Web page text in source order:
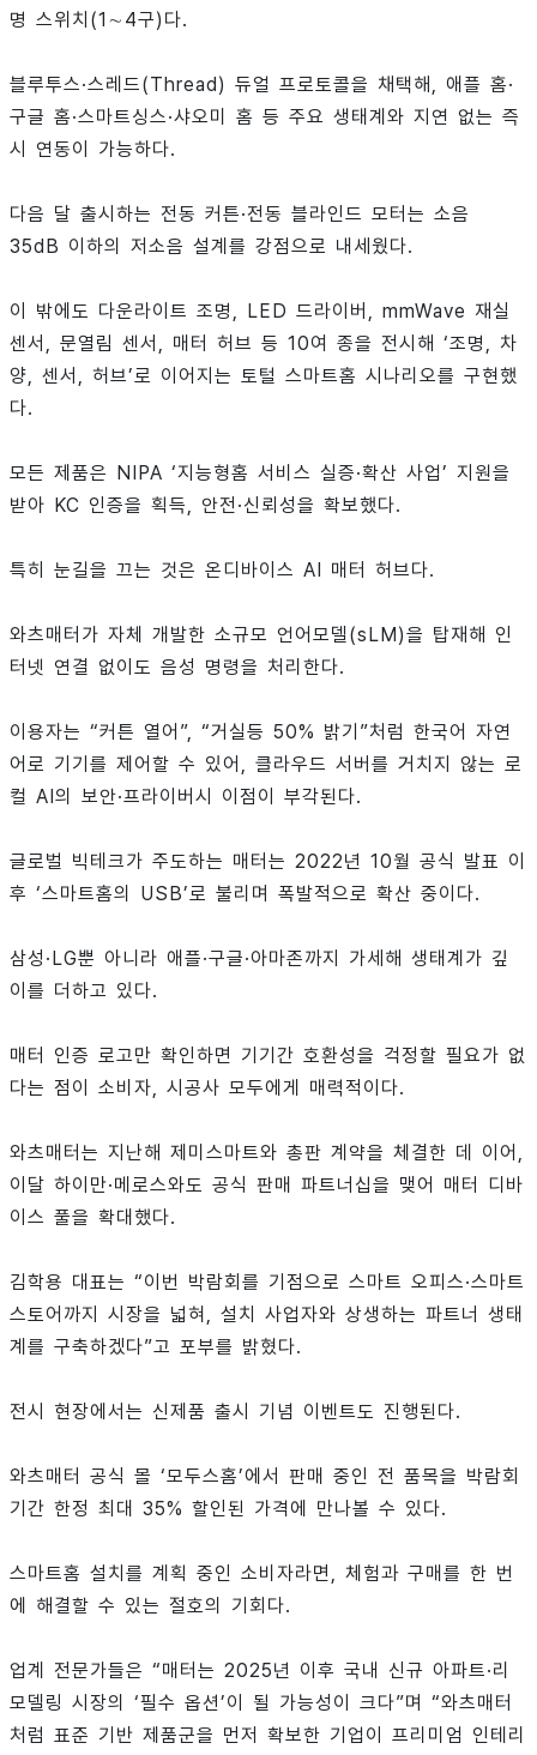
명 스위치(1∼4구)다.
블루투스·스레드(Thread) 듀얼 프로토콜을 채택해, 애플 홈·
구글 홈·스마트싱스·샤오미 홈 등 주요 생태계와 지연 없는 즉
시 연동이 가능하다.
다음 달 출시하는 전동 커튼·전동 블라인드 모터는 소음
35dB 이하의 저소음 설계를 강점으로 내세웠다.
이 밖에도 다운라이트 조명, LED 드라이버, mmWave 재실
센서, 문열림 센서, 매터 허브 등 10여 종을 전시해 ‘조명, 차
양, 센서, 허브’로 이어지는 토털 스마트홈 시나리오를 구현했
다.
모든 제품은 NIPA ‘지능형홈 서비스 실증·확산 사업’ 지원을
받아 KC 인증을 획득, 안전·신뢰성을 확보했다.
특히 눈길을 끄는 것은 온디바이스 AI 매터 허브다.
와츠매터가 자체 개발한 소규모 언어모델(sLM)을 탑재해 인
터넷 연결 없이도 음성 명령을 처리한다.
이용자는 “커튼 열어”, “거실등 50% 밝기”처럼 한국어 자연
어로 기기를 제어할 수 있어, 클라우드 서버를 거치지 않는 로
컬 AI의 보안·프라이버시 이점이 부각된다.
글로벌 빅테크가 주도하는 매터는 2022년 10월 공식 발표 이
후 ‘스마트홈의 USB’로 불리며 폭발적으로 확산 중이다.
삼성·LG뿐 아니라 애플·구글·아마존까지 가세해 생태계가 깊
이를 더하고 있다.
매터 인증 로고만 확인하면 기기간 호환성을 걱정할 필요가 없
다는 점이 소비자, 시공사 모두에게 매력적이다.
와츠매터는 지난해 제미스마트와 총판 계약을 체결한 데 이어,
이달 하이만·메로스와도 공식 판매 파트너십을 맺어 매터 디바
이스 풀을 확대했다.
김학용 대표는 “이번 박람회를 기점으로 스마트 오피스·스마트
스토어까지 시장을 넓혀, 설치 사업자와 상생하는 파트너 생태
계를 구축하겠다”고 포부를 밝혔다.
전시 현장에서는 신제품 출시 기념 이벤트도 진행된다.
와츠매터 공식 몰 ‘모두스홈’에서 판매 중인 전 품목을 박람회
기간 한정 최대 35% 할인된 가격에 만나볼 수 있다.
스마트홈 설치를 계획 중인 소비자라면, 체험과 구매를 한 번
에 해결할 수 있는 절호의 기회다.
업계 전문가들은 “매터는 2025년 이후 국내 신규 아파트·리
모델링 시장의 ‘필수 옵션’이 될 가능성이 크다”며 “와츠매터
처럼 표준 기반 제품군을 먼저 확보한 기업이 프리미엄 인테리